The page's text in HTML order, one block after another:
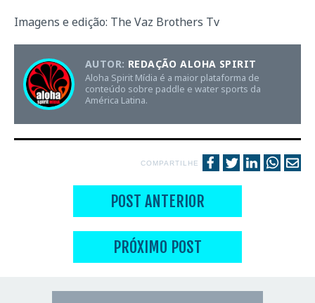
Imagens e edição: The Vaz Brothers Tv
AUTOR: REDAÇÃO ALOHA SPIRIT
Aloha Spirit Mídia é a maior plataforma de
conteúdo sobre paddle e water sports da
América Latina.
COMPARTILHE
POST ANTERIOR
PRÓXIMO POST